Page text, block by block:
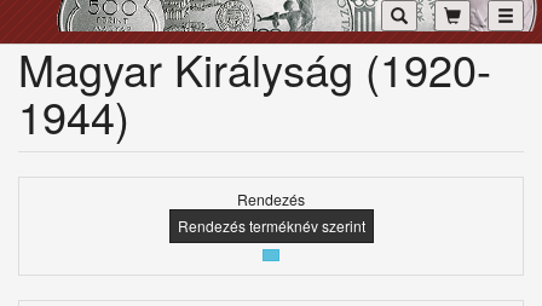
Magyar Királyság (1920-
1944)
Rendezés
Rendezés terméknév szerint